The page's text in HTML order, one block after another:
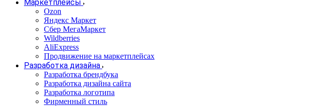
Маркетплейсы
Ozon
Яндекс Маркет
Сбер МегаМаркет
Wildberries
AliExpress
Продвижение на маркетплейсах
Разработка дизайна
Разработка брендбука
Разработка дизайна сайта
Разработка логотипа
Фирменный стиль